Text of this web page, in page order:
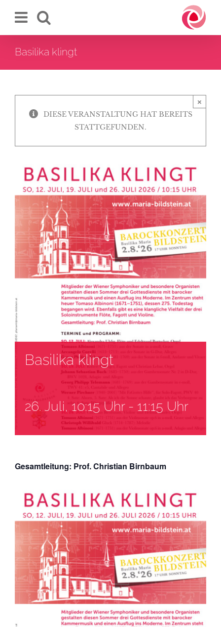
Inhalt
Basilika klingt
×
DIESE VERANSTALTUNG HAT BEREITS
STATTGEFUNDEN.
Basilika klingt
26. Juli, 10:15 Uhr- 11:15 Uhr
Gesamtleitung: Prof. Christian Birnbaum